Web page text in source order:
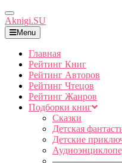
Toggle
Navigation
Aknigi.SU
Menu
Главная
Рейтинг Книг
Рейтинг Авторов
Рейтинг Чтецов
Рейтинг Жанров
Подборки книг
Сказки
Детская
Детские